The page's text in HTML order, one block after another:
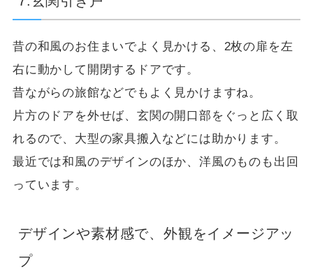
昔の和風のお住まいでよく見かける、2枚の扉を左
右に動かして開閉するドアです。
昔ながらの旅館などでもよく見かけますね。
片方のドアを外せば、玄関の開口部をぐっと広く取
れるので、大型の家具搬入などには助かります。
最近では和風のデザインのほか、洋風のものも出回
っています。
デザインや素材感で、外観をイメージアッ
プ